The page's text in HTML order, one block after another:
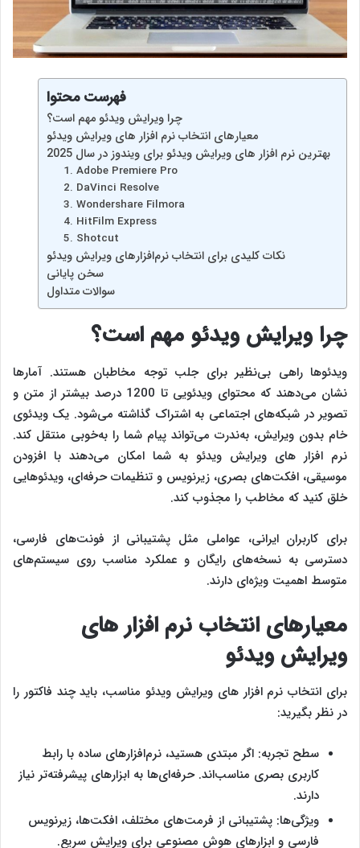
فهرست محتوا
چرا ویرایش ویدئو مهم است؟
معیارهای انتخاب نرم‌ افزار های ویرایش ویدئو
بهترین نرم‌ افزار های ویرایش ویدئو برای ویندوز در سال 2025
1. Adobe Premiere Pro
2. DaVinci Resolve
3. Wondershare Filmora
4. HitFilm Express
5. Shotcut
نکات کلیدی برای انتخاب نرم‌افزارهای ویرایش ویدئو
سخن پایانی
سوالات متداول
چرا ویرایش ویدئو مهم است؟
ویدئوها راهی بی‌نظیر برای جلب توجه مخاطبان هستند. آمارها
نشان می‌دهند که محتوای ویدئویی تا 1200 درصد بیشتر از متن و
تصویر در شبکه‌های اجتماعی به اشتراک گذاشته می‌شود. یک ویدئوی
خام بدون ویرایش، به‌ندرت می‌تواند پیام شما را به‌خوبی منتقل کند.
نرم‌ افزار های ویرایش ویدئو به شما امکان می‌دهند با افزودن
موسیقی، افکت‌های بصری، زیرنویس و تنظیمات حرفه‌ای، ویدئوهایی
خلق کنید که مخاطب را مجذوب کند.
برای کاربران ایرانی، عواملی مثل پشتیبانی از فونت‌های فارسی،
دسترسی به نسخه‌های رایگان و عملکرد مناسب روی سیستم‌های
متوسط اهمیت ویژه‌ای دارند.
معیارهای انتخاب نرم‌ افزار های
ویرایش ویدئو
برای انتخاب نرم‌ افزار های ویرایش ویدئو مناسب، باید چند فاکتور را
در نظر بگیرید:
سطح تجربه: اگر مبتدی هستید، نرم‌افزارهای ساده با رابط
کاربری بصری مناسب‌اند. حرفه‌ای‌ها به ابزارهای پیشرفته‌تر نیاز
دارند.
ویژگی‌ها: پشتیبانی از فرمت‌های مختلف، افکت‌ها، زیرنویس
فارسی و ابزارهای هوش مصنوعی برای ویرایش سریع.